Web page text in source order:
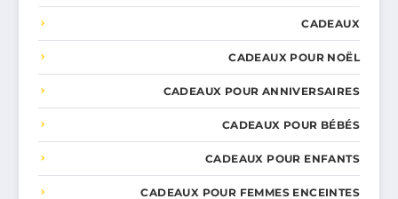
CADEAUX
CADEAUX POUR NOËL
CADEAUX POUR ANNIVERSAIRES
CADEAUX POUR BÉBÉS
CADEAUX POUR ENFANTS
CADEAUX POUR FEMMES ENCEINTES